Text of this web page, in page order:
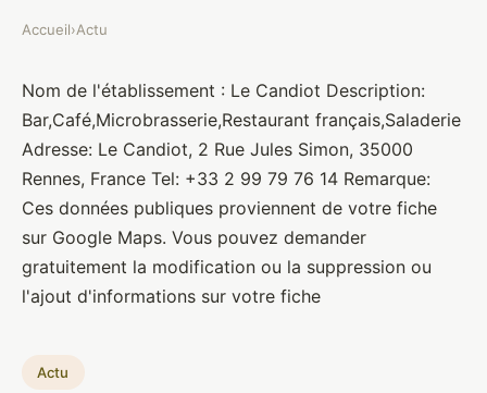
Le Candiot
Brasseurs • 10 janvier 2022 •1 min de lecture
Accueil›Actu
Nom de l'établissement : Le Candiot Description:
Bar,Café,Microbrasserie,Restaurant français,Saladerie
Adresse: Le Candiot, 2 Rue Jules Simon, 35000
Rennes, France Tel: +33 2 99 79 76 14 Remarque:
Ces données publiques proviennent de votre fiche
sur Google Maps. Vous pouvez demander
gratuitement la modification ou la suppression ou
l'ajout d'informations sur votre fiche
Actu